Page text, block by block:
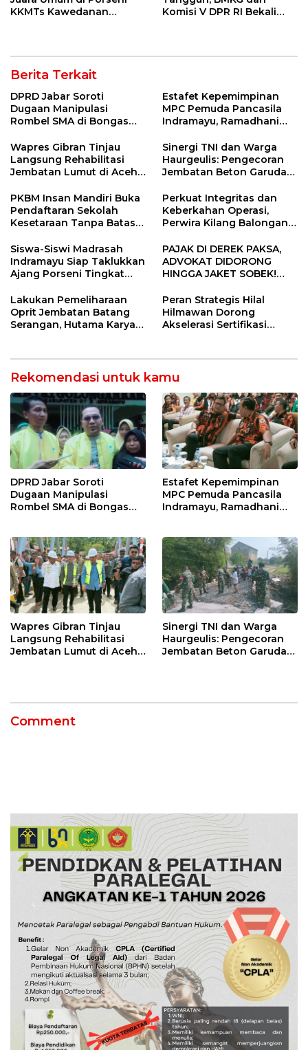
KKMTs Kawedanan
Komisi V DPR RI Bekali
Berita Terkait
DPRD Jabar Soroti
Dugaan Manipulasi
Rombel SMA di Bongas
Verifikasi Lapangan
Estafet Kepemimpinan
MPC Pemuda Pancasila
Indramayu, Ramadhani
Pimpin Organisasi Lewat
Muscablub
Wapres Gibran Tinjau
Langsung Rehabilitasi
Jembatan Lumut di Aceh
Konektivitas Pulih Cepat
Sinergi TNI dan Warga
Haurgeulis: Pengecoran
Jembatan Beton Garuda
PKBM Insan Mandiri Buka
Pendaftaran Sekolah
Kesetaraan Tanpa Batas
Perkuat Integritas dan
Keberkahan Operasi,
Perwira Kilang Balongan
Siswa-Siswi Madrasah
Indramayu Siap Taklukkan
Ajang Porseni Tingkat
PAJAK DI DEREK PAKSA,
ADVOKAT DIDORONG
HINGGA JAKET SOBEK!
Ngamuk Kepung Polresta
Pekanbaru!
Lakukan Pemeliharaan
Oprit Jembatan Batang
Serangan, Hutama Karya
Peran Strategis Hilal
Hilmawan Dorong
Akselerasi Sertifikasi
Indramayu
Rekomendasi untuk kamu
DPRD Jabar Soroti
Dugaan Manipulasi
Rombel SMA di Bongas
Estafet Kepemimpinan
MPC Pemuda Pancasila
Indramayu, Ramadhani
Muscablub
Wapres Gibran Tinjau
Langsung Rehabilitasi
Jembatan Lumut di Aceh
Sinergi TNI dan Warga
Haurgeulis: Pengecoran
Jembatan Beton Garuda
Comment